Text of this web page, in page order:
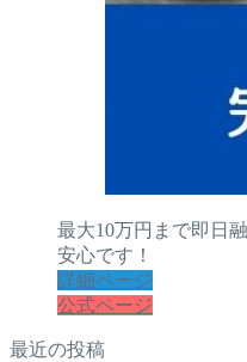
最大10万円まで即日
安心です！
詳細ページ
公式ページ
最近の投稿